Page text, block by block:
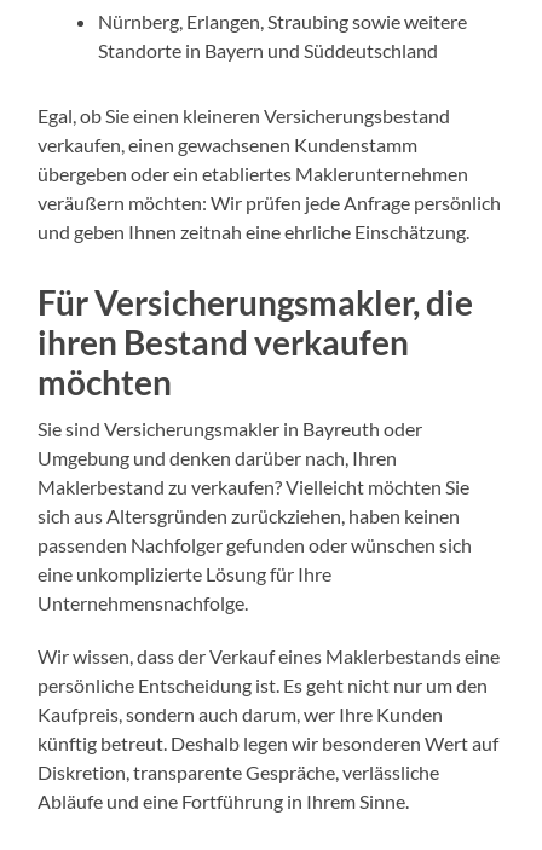
Nürnberg, Erlangen, Straubing sowie weitere
Standorte in Bayern und Süddeutschland
Egal, ob Sie einen kleineren Versicherungsbestand
verkaufen, einen gewachsenen Kundenstamm
übergeben oder ein etabliertes Maklerunternehmen
veräußern möchten: Wir prüfen jede Anfrage persönlich
und geben Ihnen zeitnah eine ehrliche Einschätzung.
Für Versicherungsmakler, die
ihren Bestand verkaufen
möchten
Sie sind Versicherungsmakler in Bayreuth oder
Umgebung und denken darüber nach, Ihren
Maklerbestand zu verkaufen? Vielleicht möchten Sie
sich aus Altersgründen zurückziehen, haben keinen
passenden Nachfolger gefunden oder wünschen sich
eine unkomplizierte Lösung für Ihre
Unternehmensnachfolge.
Wir wissen, dass der Verkauf eines Maklerbestands eine
persönliche Entscheidung ist. Es geht nicht nur um den
Kaufpreis, sondern auch darum, wer Ihre Kunden
künftig betreut. Deshalb legen wir besonderen Wert auf
Diskretion, transparente Gespräche, verlässliche
Abläufe und eine Fortführung in Ihrem Sinne.